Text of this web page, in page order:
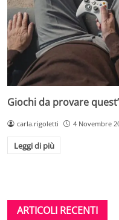
Giochi da provare
carla.rigoletti 4 Novembre
Leggi di più
ARTICOLI RECENTI